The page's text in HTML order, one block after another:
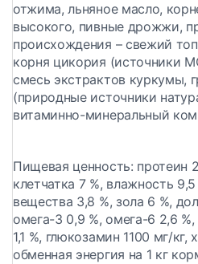
отжима, льняное масло,
высокого, пивные дрожжи,
происхождения – свежий
корня цикория (источники
смесь экстрактов куркумы,
(природные источники
витаминно-минеральный
Пищевая ценность: протеин
клетчатка 7 %, влажность
вещества 3,8 %, зола 6 %,
омега-3 0,9 %, омега-6 2,6
1,1 %, глюкозамин 1100 мг/
обменная энергия на 1 кг